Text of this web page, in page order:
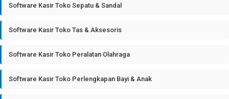
Software Kasir Toko Sepatu & Sandal
Software Kasir Toko Tas & Aksesoris
Software Kasir Toko Peralatan Olahraga
Software Kasir Toko Perlengkapan Bayi & Anak